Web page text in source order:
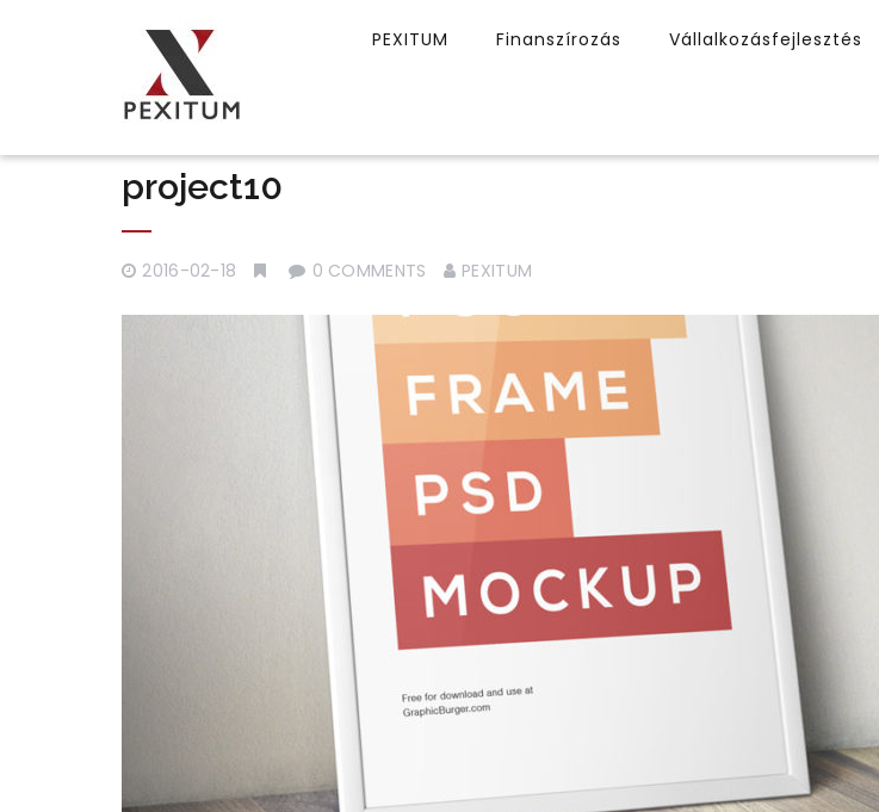
PEXITUM Finanszírozás Vállalkozásfejlesztés
project10
2016-02-18 0 COMMENTS PEXITUM